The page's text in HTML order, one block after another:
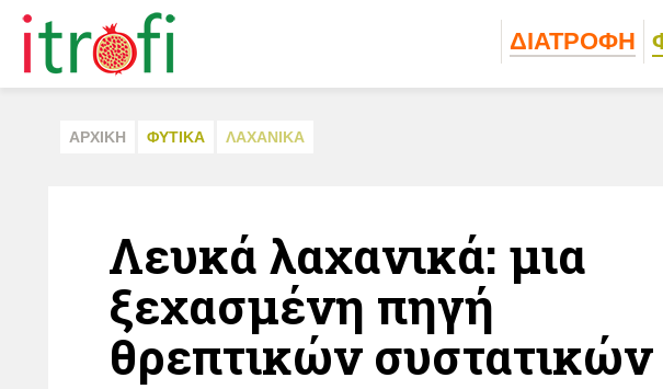
ΔΙΑΤΡΟΦΗ
ΑΡΧΙΚΗ ΦΥΤΙΚA ΛΑΧΑΝΙΚA
Λευκά λαχανικά: μια
ξεχασμένη πηγή
θρεπτικών συστατικών